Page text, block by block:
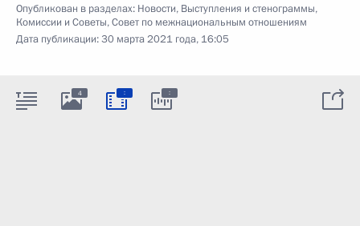
Опубликован в разделах: Новости, Выступления и стенограммы,
Комиссии и Советы,Совет по межнациональным отношениям
Дата публикации:30 марта 2021 года, 16:05
4 : :